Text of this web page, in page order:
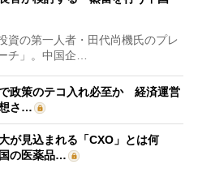
の第一人者・田代尚機氏のプレ
チ」。中国企…
政策のテコ入れ必至か 経済運営
さ…
が見込まれる「CXO」とは何
の医薬品…